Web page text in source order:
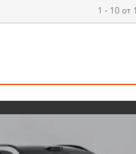
1 - 10 от